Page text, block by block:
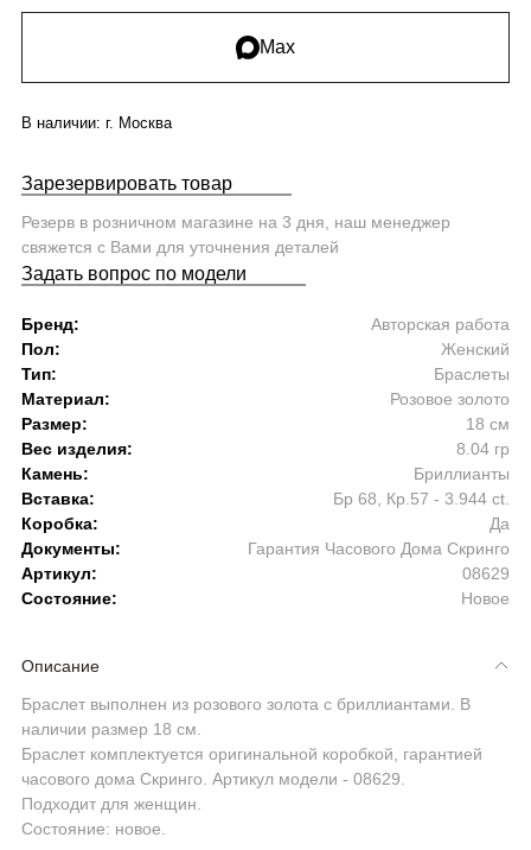
Max
В наличии: г. Москва
Зарезервировать товар
Резерв в розничном магазине на 3 дня, наш менеджер
свяжется с Вами для уточнения деталей
Задать вопрос по модели
Бренд:
Авторская работа
Пол:
Женский
Тип:
Браслеты
Материал:
Розовое золото
Размер:
18 см
Вес изделия:
8.04 гр
Камень:
Бриллианты
Вставка:
Бр 68, Кр.57 - 3.944 ct.
Коробка:
Да
Документы:
Гарантия Часового Дома Скринго
Артикул:
08629
Состояние:
Новое
Описание
Браслет выполнен из розового золота с бриллиантами. В
наличии размер 18 см.
Браслет комплектуется оригинальной коробкой, гарантией
часового дома Скринго. Артикул модели - 08629.
Подходит для женщин.
Состояние: новое.